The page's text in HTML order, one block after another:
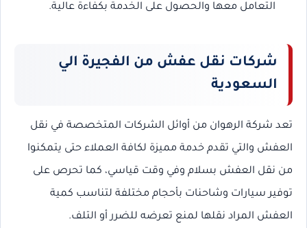
التعامل معها والحصول على الخدمة بكفاءة عالية.
شركات نقل عفش من الفجيرة الي
السعودية
تعد شركة الرهوان من أوائل الشركات المتخصصة في نقل
العفش والتي تقدم خدمة مميزة لكافة العملاء حتى يتمكنوا
من نقل العفش بسلام وفي وقت قياسي، كما تحرص على
توفير سيارات وشاحنات بأحجام مختلفة لتناسب كمية
العفش المراد نقلها لمنع تعرضه للضرر أو التلف.